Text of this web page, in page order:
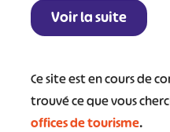
Voir la suite
Ce site est en cours de
trouvé ce que vous
offices de tourisme.